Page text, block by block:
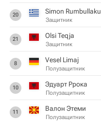
20 Simon Rumbullaku
Защитник
21 Olsi Teqja
Защитник
8 Vesel Limaj
Полузащитник
10 Эдуарт Ррока
Полузащитник
11 Валон Этеми
Полузащитник